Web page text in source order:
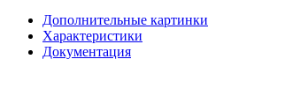
Дополнительные картинки
Характеристики
Документация